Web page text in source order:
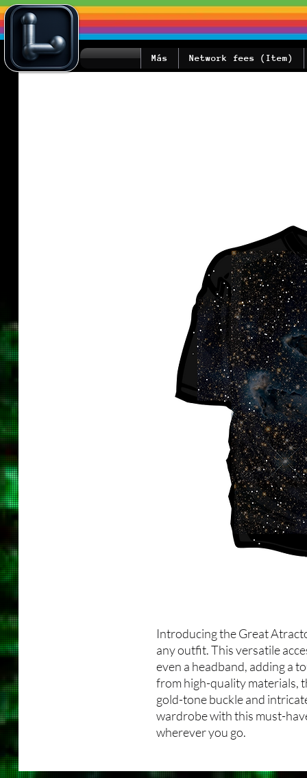
Network fees (Item)
Más
Introducing the Great
any outfit. This versatile
even a headband, adding a
from high-quality materials,
gold-tone buckle and
wardrobe with this must-
wherever you go.